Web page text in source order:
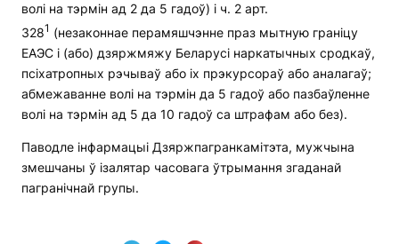
волі на тэрмін ад 2 да 5 гадоў) і ч. 2 арт.
3281 (незаконнае перамяшчэнне праз мытную граніцу
ЕАЭС і (або) дзяржмяжу Беларусі наркатычных сродкаў,
псіхатропных рэчываў або іх прэкурсораў або аналагаў;
абмежаванне волі на тэрмін да 5 гадоў або пазбаўленне
волі на тэрмін ад 5 да 10 гадоў са штрафам або без).
Паводле інфармацыі Дзяржпагранкамітэта, мужчына
змешчаны ў ізалятар часовага ўтрымання згаданай
пагранічнай групы.